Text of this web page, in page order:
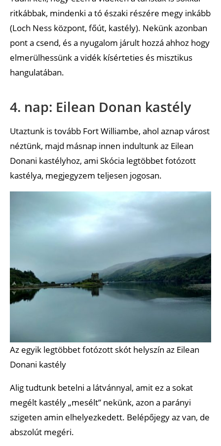
ritkábbak, mindenki a tó északi részére megy inkább
(Loch Ness központ, főút, kastély). Nekünk azonban
pont a csend, és a nyugalom járult hozzá ahhoz hogy
elmerülhessünk a vidék kísérteties és misztikus
hangulatában.
4. nap: Eilean Donan kastély
Utaztunk is tovább Fort Williambe, ahol aznap várost
néztünk, majd másnap innen indultunk az Eilean
Donani kastélyhoz, ami Skócia legtöbbet fotózott
kastélya, megjegyzem teljesen jogosan.
Az egyik legtöbbet fotózott skót helyszín az Eilean
Donani kastély
Alig tudtunk betelni a látvánnyal, amit ez a sokat
megélt kastély „mesélt” nekünk, azon a parányi
szigeten amin elhelyezkedett. Belépőjegy az van, de
abszolút megéri.